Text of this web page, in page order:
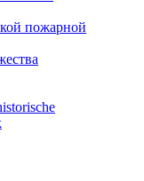
пожарной